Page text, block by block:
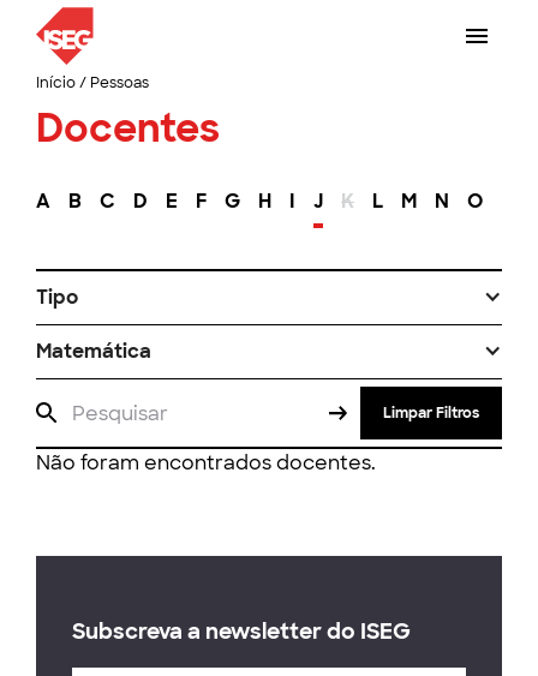
Início/ Pessoas
Docentes
A B C D E F G H I J K L M N O
Tipo
Matemática
Limpar Filtros
Não foram encontrados docentes.
Subscreva a newsletter do ISEG